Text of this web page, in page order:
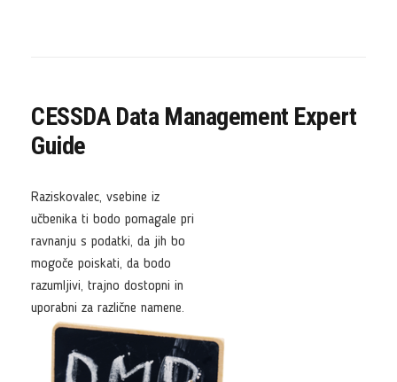
CESSDA Data Management Expert
Guide
Raziskovalec, vsebine iz
učbenika ti bodo pomagale pri
ravnanju s podatki, da jih bo
mogoče poiskati, da bodo
razumljivi, trajno dostopni in
uporabni za različne namene.